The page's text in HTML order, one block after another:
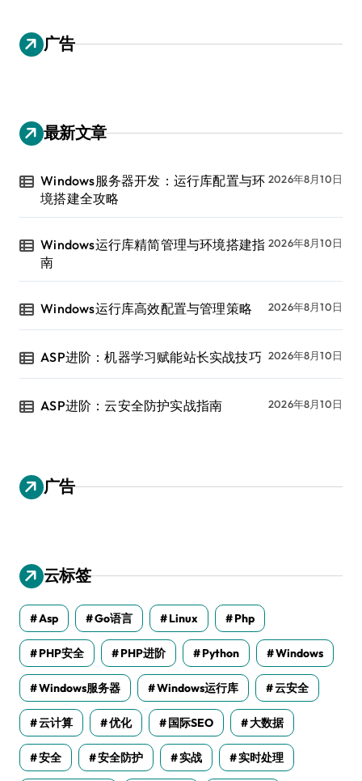
广告
最新文章
Windows服务器开发：运行库配置与环
境搭建全攻略
2026年8月10日
Windows运行库精简管理与环境搭建指
南
2026年8月10日
Windows运行库高效配置与管理策略 2026年8月10日
ASP进阶：机器学习赋能站长实战技巧 2026年8月10日
ASP进阶：云安全防护实战指南 2026年8月10日
广告
云标签
Asp Go语言 Linux Php
PHP安全 PHP进阶 Python Windows
Windows服务器 Windows运行库 云安全
云计算 优化 国际SEO 大数据
安全 安全防护 实战 实时处理